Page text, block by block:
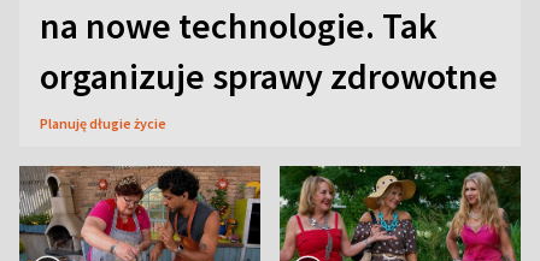
na nowe technologie. Tak
organizuje sprawy zdrowotne
Planuję długie życie